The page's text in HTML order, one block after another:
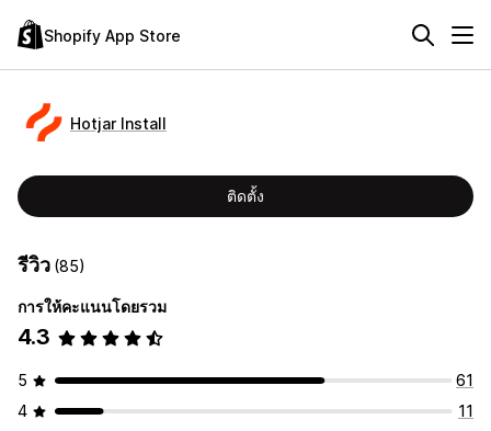
Shopify App Store
Hotjar Install
ติดตั้ง
รีวิว (85)
การให้คะแนนโดยรวม
4.3
5
61
4
11